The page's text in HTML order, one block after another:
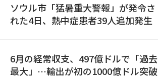
ソウル市「猛暑重大警報」が発令さ
れた4日、熱中症患者39人追加発生
6月の経常収支、497億ドルで「過去
最大」…輸出が初の1000億ドル突破